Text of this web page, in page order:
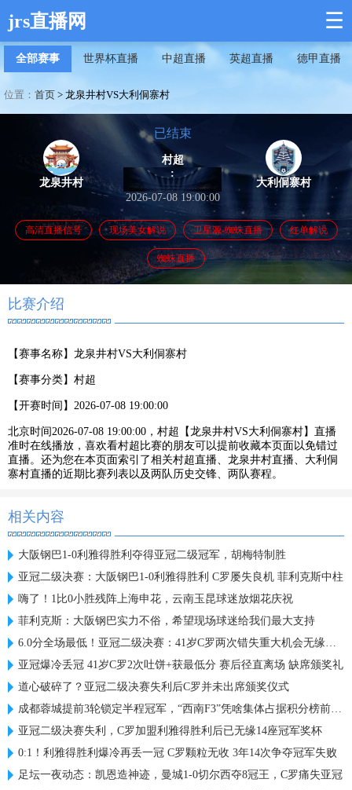
jrs直播网 ☰
全部赛事 世界杯直播 中超直播 英超直播 德甲直播
位置： 首页 > 龙泉井村VS大利侗寨村
龙泉井村
已结束
村超
:
2026-07-08 19:00:00
大利侗寨村
高清直播信号 现场美女解说 卫星源-蜘蛛直播 红单解说
蜘蛛直播
比赛介绍
【赛事名称】 龙泉井村VS大利侗寨村
【赛事分类】 村超
【开赛时间】 2026-07-08 19:00:00
北京时间2026-07-08 19:00:00，村超【龙泉井村VS大利侗寨村】直播
准时在线播放，喜欢看村超比赛的朋友可以提前收藏本页面以免错过
直播。还为您在本页面索引了相关村超直播、龙泉井村直播、大利侗
寨村直播的近期比赛列表以及两队历史交锋、两队赛程。
相关内容
大阪钢巴1-0利雅得胜利夺得亚冠二级冠军，胡梅特制胜
亚冠二级决赛：大阪钢巴1-0利雅得胜利 C罗屡失良机 菲利克斯中柱
嗨了！1比0小胜残阵上海申花，云南玉昆球迷放烟花庆祝
菲利克斯：大阪钢巴实力不俗，希望现场球迷给我们最大支持
6.0分全场最低！亚冠二级决赛：41岁C罗两次错失重大机会无缘首冠
亚冠爆冷丢冠 41岁C罗2次吐饼+获最低分 赛后径直离场 缺席颁奖礼
道心破碎了？亚冠二级决赛失利后C罗并未出席颁奖仪式
成都蓉城提前3轮锁定半程冠军，“西南F3”凭啥集体占据积分榜前三？
亚冠二级决赛失利，C罗加盟利雅得胜利后已无缘14座冠军奖杯
0:1！利雅得胜利爆冷再丢一冠 C罗颗粒无收 3年14次争夺冠军失败
足坛一夜动态：凯恩造神迹，曼城1-0切尔西夺8冠王，C罗痛失亚冠